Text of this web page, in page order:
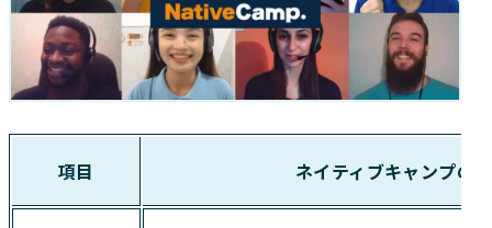
項目 ネイティブキャンプの